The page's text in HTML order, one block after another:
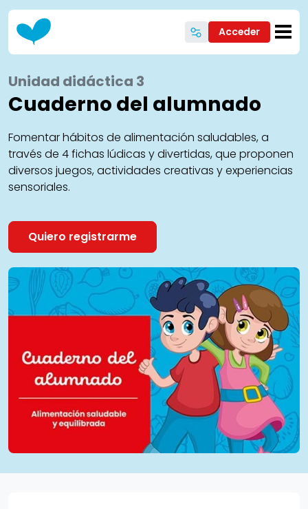
Pasar al contenido principal
Acceder
Unidad didáctica 3
Cuaderno del alumnado
Fomentar hábitos de alimentación saludables, a
través de 4 fichas lúdicas y divertidas, que proponen
diversos juegos, actividades creativas y experiencias
sensoriales.
Quiero registrarme